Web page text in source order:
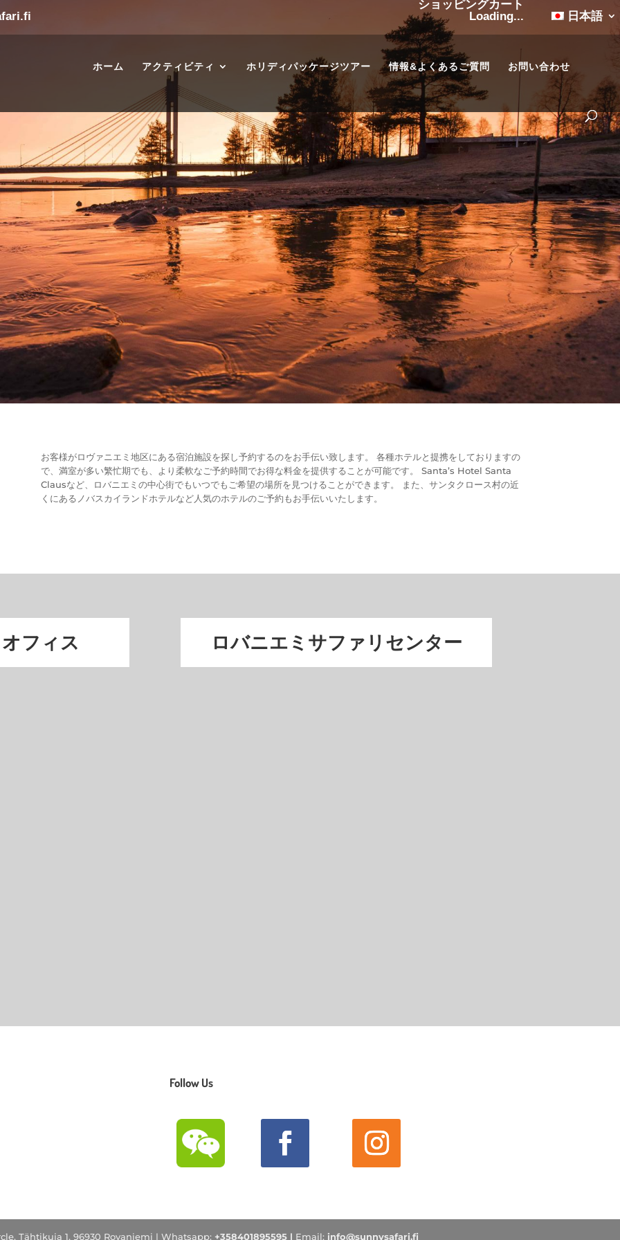
ショッピングカート
Loading...
日本語
ホーム アクティビティ ホリディパッケージツアー 情報&よくあるご質問 お問い合わせ
お客様がロヴァニエミ地区にある宿泊施設を探し予約するのをお手伝い致します。 各種ホテルと提携をしておりますの
で、満室が多い繁忙期でも、より柔軟なご予約時間でお得な料金を提供することが可能です。 Santa’s Hotel Santa
Clausなど、ロバニエミの中心街でもいつでもご希望の場所を見つけることができます。 また、サンタクロース村の近
くにあるノバスカイランドホテルなど人気のホテルのご予約もお手伝いいたします。
フィス ロバニエミサファリセンター
Follow Us
Tähtikuja 1, 96930 Rovaniemi | Whatsapp: +358401895595 | Email: info@sunnysafari.fi